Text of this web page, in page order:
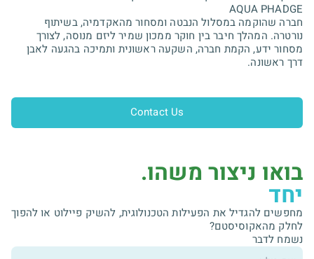
AQUA PHADGE
חברה שהוקמה במסלול הנבטה ומסחור מהאקדמיה, בשיתוף
נורטרה. המהלך חיבר בין חוקר ממכון שמיר ליזם מנוסה, לצורך
מסחור ידע, הקמת חברה, השקעה ראשונית ותמיכה בהגעה לאבן
דרך ראשונה.
Contact Us
בואו ניצור משהו.
יחד
מחפשים להגדיל את הפעילות הטכנולוגית, להשיק פיילוט או להפוך
לחלק מהאקוסיסטם?
נשמח לדבר